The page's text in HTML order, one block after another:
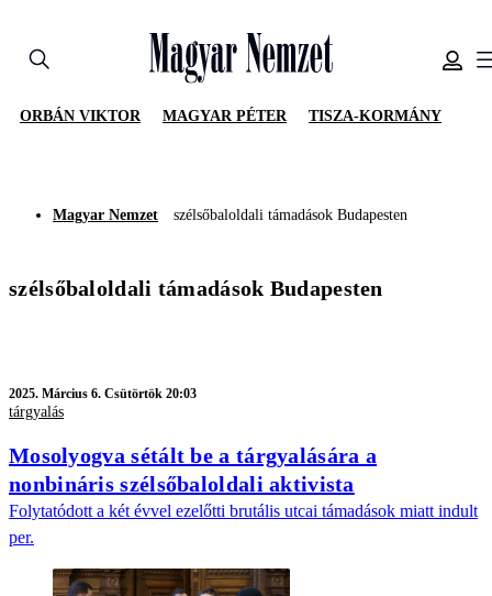
ORBÁN VIKTOR MAGYAR PÉTER TISZA-KORMÁNY
Magyar Nemzet szélsőbaloldali támadások Budapesten
szélsőbaloldali támadások Budapesten
2025. Március 6. Csütörtök 20:03
tárgyalás
Mosolyogva sétált be a tárgyalására a
nonbináris szélsőbaloldali aktivista
Folytatódott a két évvel ezelőtti brutális utcai támadások miatt indult
per.